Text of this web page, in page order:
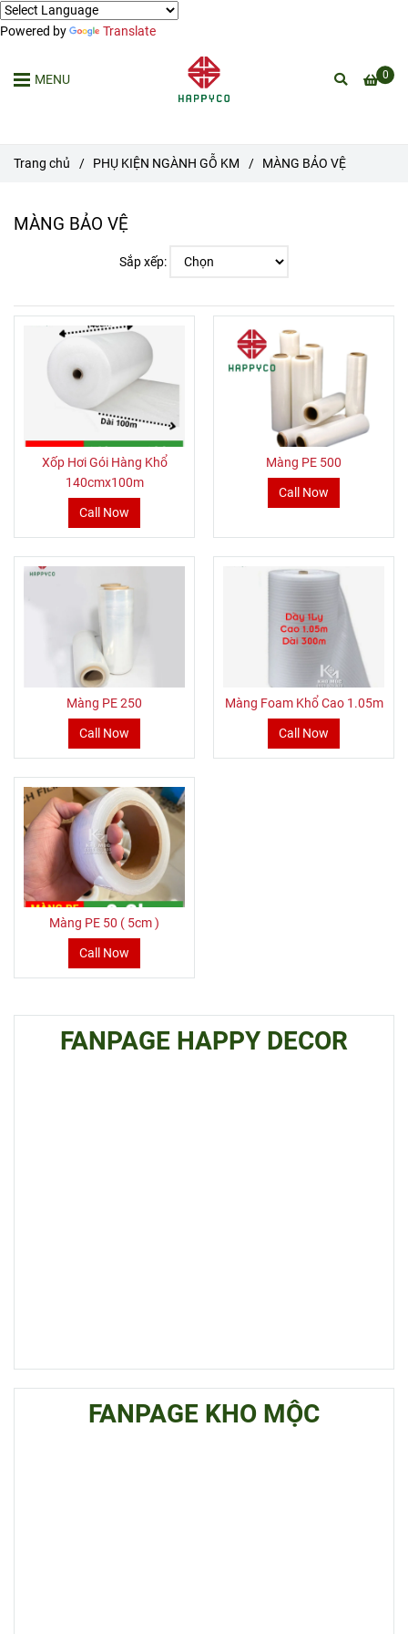
Powered by Translate
0
MENU
Trang chủ / PHỤ KIỆN NGÀNH GỖ KM / MÀNG BẢO VỆ
MÀNG BẢO VỆ
Sắp xếp:
Xốp Hơi Gói Hàng Khổ
140cmx100m
Call Now
Màng PE 500
Call Now
Màng PE 250
Call Now
Màng Foam Khổ Cao 1.05m
Call Now
Màng PE 50 ( 5cm )
Call Now
FANPAGE HAPPY DECOR
FANPAGE KHO MỘC